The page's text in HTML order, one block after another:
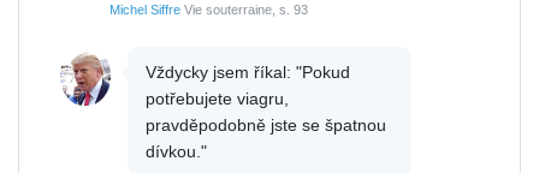
Michel Siffre Vie souterraine, s. 93
Vždycky jsem říkal: "Pokud
potřebujete viagru,
pravděpodobně jste se špatnou
dívkou."